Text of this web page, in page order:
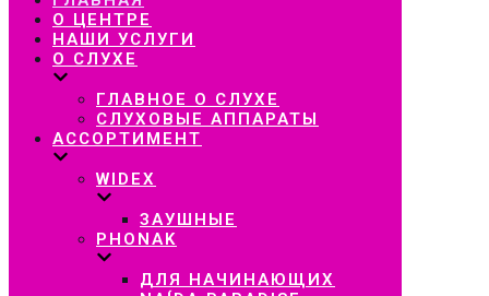
навигацию
О ЦЕНТРЕ
НАШИ УСЛУГИ
О СЛУХЕ
ГЛАВНОЕ О СЛУХЕ
СЛУХОВЫЕ АППАРАТЫ
АССОРТИМЕНТ
WIDEX
ЗАУШНЫЕ
PHONAK
ДЛЯ НАЧИНАЮЩИХ